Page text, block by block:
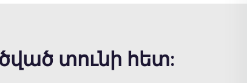
տունի հետ: